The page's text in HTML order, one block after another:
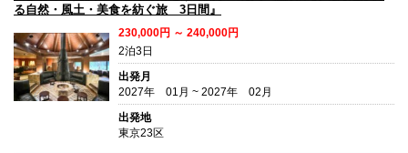
る自然・風土・美食を紡ぐ旅 3日間』
230,000円 ～ 240,000円
2泊3日
出発月
2027年 01月 ~ 2027年 02月
出発地
東京23区